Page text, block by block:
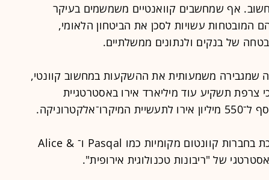
אף שמחשבים קוואנטיים משמשמים בעיקר
המובטחות עשויות לסכן את הביטחון הלאומי,
של בנקים ולנתונים ממשלתיים.
שמגבירה משמעותית את ההשקעות במחשוב קוונטי,
צרפת תשקיע עוד מיליארד אירו באסטרטגיית
הממשלה הצרפתית כבר תומכת בחברות קוונטום מקומיות כמו Pasqal ו־ Alice &